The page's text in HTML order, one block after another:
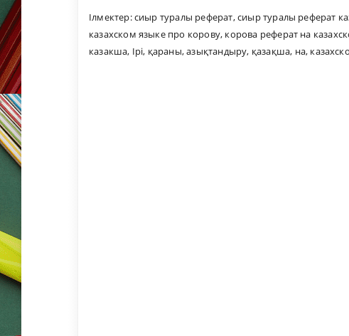
Ілмектер:сиыр туралы реферат,сиыр туралы реферат
казахском языке про корову, корова реферат на
казакша, Ірі, қараны,азықтандыру, қазақша, на,